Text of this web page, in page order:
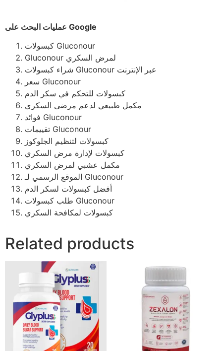
عمليات البحث على Google
كبسولات Gluconour
Gluconour لمرض السكري
شراء كبسولات Gluconour عبر الإنترنت
سعر Gluconour
كبسولات للتحكم في سكر الدم
مكمل طبيعي لدعم مرضى السكري
فوائد Gluconour
تقييمات Gluconour
كبسولات لتنظيم الجلوكوز
كبسولات لإدارة مرض السكري
مكمل عشبي لمرض السكري
الموقع الرسمي لـ Gluconour
أفضل كبسولات لسكر الدم
طلب كبسولات Gluconour
كبسولات لمكافحة السكري
Related products